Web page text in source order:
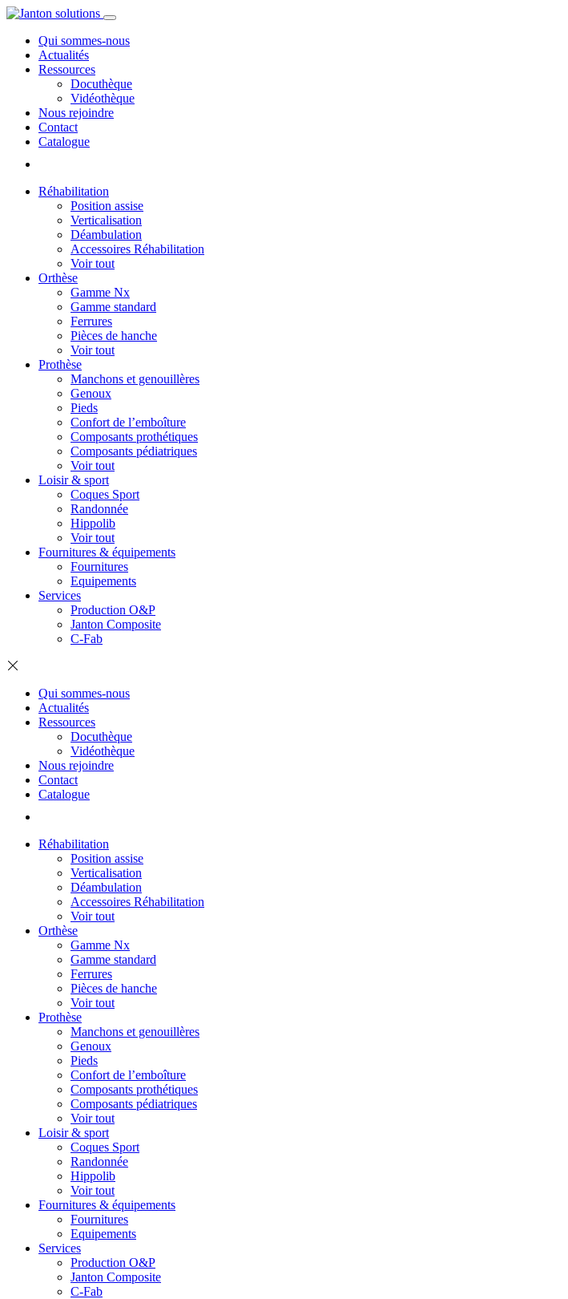
Qui sommes-nous
Actualités
Ressources
Docuthèque
Vidéothèque
Nous rejoindre
Contact
Catalogue
Réhabilitation
Position assise
Verticalisation
Déambulation
Accessoires Réhabilitation
Voir tout
Orthèse
Gamme Nx
Gamme standard
Ferrures
Pièces de hanche
Voir tout
Prothèse
Manchons et genouillères
Genoux
Pieds
Confort de l’emboîture
Composants prothétiques
Composants pédiatriques
Voir tout
Loisir & sport
Coques Sport
Randonnée
Hippolib
Voir tout
Fournitures & équipements
Fournitures
Equipements
Services
Production O&P
Janton Composite
C-Fab
Qui sommes-nous
Actualités
Ressources
Docuthèque
Vidéothèque
Nous rejoindre
Contact
Catalogue
Réhabilitation
Position assise
Verticalisation
Déambulation
Accessoires Réhabilitation
Voir tout
Orthèse
Gamme Nx
Gamme standard
Ferrures
Pièces de hanche
Voir tout
Prothèse
Manchons et genouillères
Genoux
Pieds
Confort de l’emboîture
Composants prothétiques
Composants pédiatriques
Voir tout
Loisir & sport
Coques Sport
Randonnée
Hippolib
Voir tout
Fournitures & équipements
Fournitures
Equipements
Services
Production O&P
Janton Composite
C-Fab